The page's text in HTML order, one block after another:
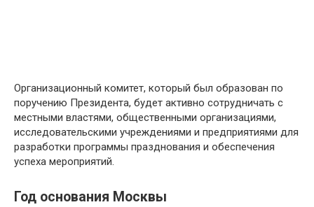
Организационный комитет, который был образован по
поручению Президента, будет активно сотрудничать с
местными властями, общественными организациями,
исследовательскими учреждениями и предприятиями для
разработки программы празднования и обеспечения
успеха мероприятий.
Год основания Москвы